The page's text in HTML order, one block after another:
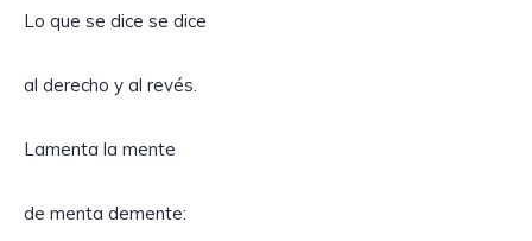
Lo que se dice se dice
al derecho y al revés.
Lamenta la mente
de menta demente: